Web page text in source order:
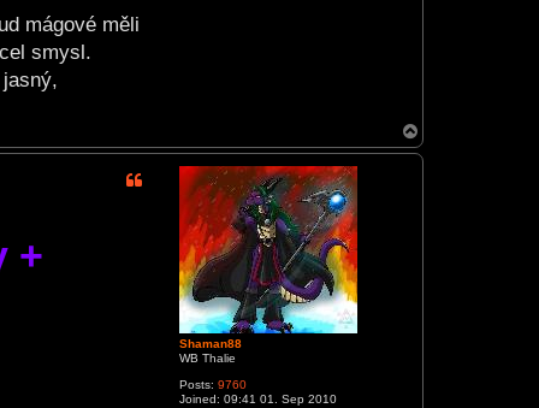
n
8
8
mágové měli
smysl.
o
p
Shaman88
WB Thalie
Posts: 9760
Joined: 09:41 01. Sep 2010
+